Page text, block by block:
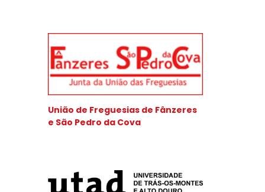
União de Freguesias de Fânzeres
e São Pedro da Cova